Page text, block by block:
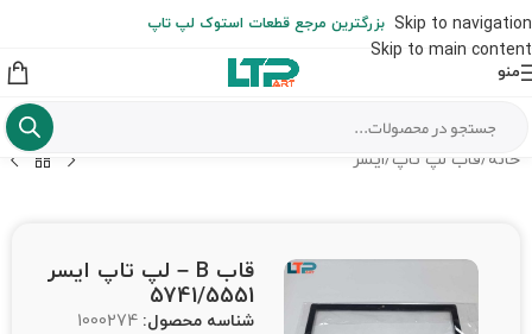
Skip to navigation
Skip to main content
از شهرستان به عهده مشتری است)
بزرگترین مرجع قطعات استوک لپ تاپ
منو
خانه /قاب لپ تاپ/ایسر
قاب B – لپ تاپ ایسر
5741/5551
شناسه محصول: 1000274